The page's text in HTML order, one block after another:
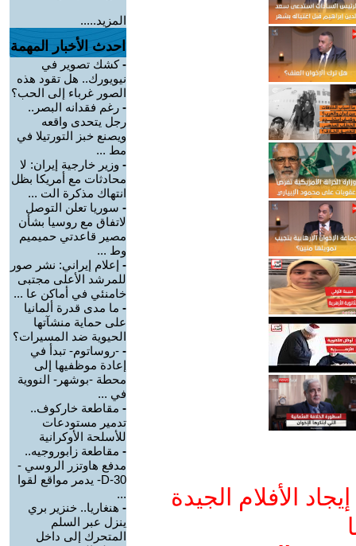
الأفلام الجيدة
المزيد.....
احدث الأخبار المهمة
-كشك تصوير في
نيويورك.. هل تقود هذه
الصور غرباء إلى الحب؟
- رغم فقدانه البصر..
رجل يتحدى واقعه
ويصنع خبز التورتيلا في
مط ...
- وزير خارجية إيران: لا
محادثات مع أمريكا بظل
انتهاك مذكرة الت ...
- سوريا تعلن التوصل
لاتفاق مع روسيا بشأن
مصير قاعدتي حميميم
وط ...
- إعلام إيراني: نشر صور
للمرشد الأعلى مجتبى
خامنئي في أماكن عا ...
- ما مدى قدرة ألمانيا
على حماية منشآتها
الحيوية ضد المسيرات؟
- -روساتوم- تبدأ في
إعادة موظفيها إلى
محطة -بوشهر- النووية
في ...
- مقاطعة خاركوف..
تدمير مستودعات
للأسلحة الأوكرانية
- مقاطعة زابوروجيه..
مدفع هاوتزر الروسي -
D-30- يدمر مواقع لقوا
...
- هنغاريا.. خنزير بري
ينزل عبر السلم
المتحرك إلى داخل